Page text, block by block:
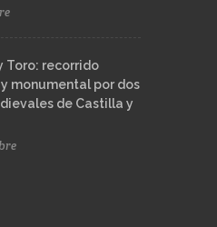
Toro: recorrido
monumental por dos
de Castilla y